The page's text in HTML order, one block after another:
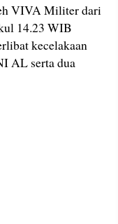
VIVA Militer dari
14.23 WIB
kecelakaan
AL serta dua